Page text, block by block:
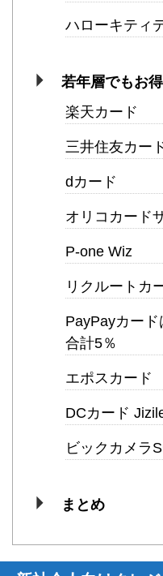
ハローキティ
若年層でもお
楽天カード
三井住友カー
dカード
オリコカード
P-one Wiz
リクルートカ
PayPayカー
合計5％
エポスカード
DCカード
ビックカメラ
まとめ